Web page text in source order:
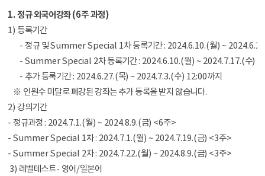
1.정규 외국어강좌(6주 과정)
1) 등록기간
-정규 및Summer Special 1차 등록기간: 2024.6.10.(월) ~
- Summer Special 2차 등록기간: 2024.6.10.(월) ~ 2024.7.17.(수)
- 추가 등록기간: 2024.6.27.(목) ~ 2024.7.3.(수) 12:00까지
※ 인원수 미달로 폐강된 강좌는 추가 등록을 받지 않습니다.
2)강의기간
-정규과정: 2024.7.1.(월) ~ 2024.8.9.(금) <6주>
- Summer Special 1차: 2024.7.1.(월) ~ 2024.7.19.(금) <3주>
- Summer Special 2차: 2024.7.22.(월) ~ 2024.8.9.(금) <3주>
3) 레벨테스트- 영어/일본어